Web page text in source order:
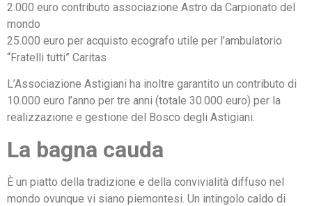
2.000 euro contributo associazione Astro da Carpionato del
mondo
25.000 euro per acquisto ecografo utile per l’ambulatorio
“Fratelli tutti” Caritas
L’Associazione Astigiani ha inoltre garantito un contributo di
10.000 euro l’anno per tre anni (totale 30.000 euro) per la
realizzazione e gestione del Bosco degli Astigiani.
La bagna cauda
È un piatto della tradizione e della convivialità diffuso nel
mondo ovunque vi siano piemontesi. Un intingolo caldo di